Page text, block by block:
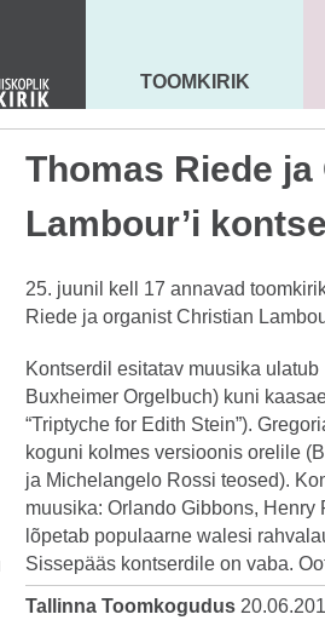
MAARJA KIRIK
TOOMKIRIK
Thomas Riede
Lambour’i
25. juunil kell 17 annavad
Riede ja organist Christian
Kontserdil esitatav muusika
Buxheimer Orgelbuch) kuni
“Triptyche for Edith Stein”).
koguni kolmes versioonis orelile
ja Michelangelo Rossi teosed).
muusika: Orlando Gibbons,
lõpetab populaarne walesi
Sissepääs kontserdile on vaba.
Tallinna Toomkogudus